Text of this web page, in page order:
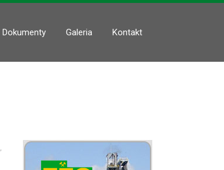
Dokumenty Galeria Kontakt